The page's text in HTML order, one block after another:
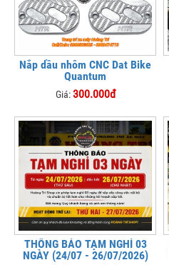
Nắp dầu nhôm CNC Dat Bike
Quantum
Giá:300.000đ
THÔNG BÁO TẠM NGHỈ 03
NGÀY (24/07 - 26/07/2026)